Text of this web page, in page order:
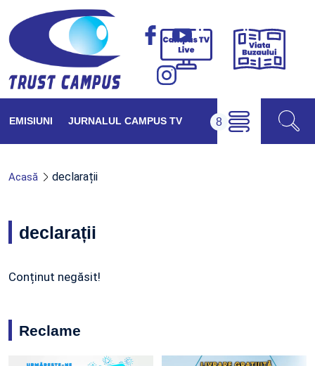
Campus
Viața
EMISIUNI JURNALUL CAMPUS TV
Acasă declarații
declarații
Conținut negăsit!
Reclame